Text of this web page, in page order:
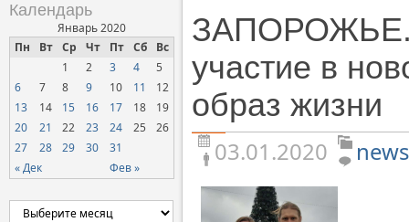
Межконфессиональные
отношения
Нарушения прав
верующих
Официальная хроника
Расколы, ереси, секты
СОЦИАЛЬНОЕ
Церковь и власть
История
Хроники
Календарь
Январь 2020
Пн
Вт Ср Чт Пт Сб Вс
« Дек Фев »
1 2 3 4
5
6
7 8 9 10 11
12
13
14 15 16 17 18
19
20
21 22 23 24 25
26
27
28 29 30 31
ЗАПОРОЖЬЕ.
участие в
образ жизни
03.01.2020 news